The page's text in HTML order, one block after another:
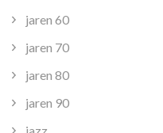
jaren 60
jaren 70
jaren 80
jaren 90